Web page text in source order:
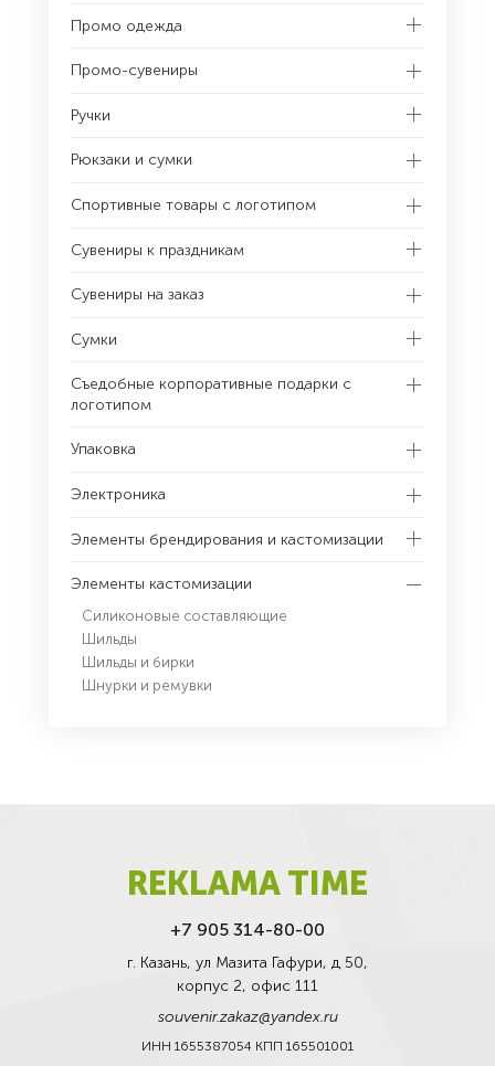
Промо одежда
Промо-сувениры
Ручки
Рюкзаки и сумки
Спортивные товары с логотипом
Сувениры к праздникам
Сувениры на заказ
Сумки
Съедобные корпоративные подарки с
логотипом
Упаковка
Электроника
Элементы брендирования и кастомизации
Элементы кастомизации
Силиконовые составляющие
Шильды
Шильды и бирки
Шнурки и ремувки
REKLAMA TIME
+7 905 314-80-00
г. Казань, ул Мазита Гафури, д 50,
корпус 2, офис 111
souvenir.zakaz@yandex.ru
ИНН 1655387054 КПП 165501001